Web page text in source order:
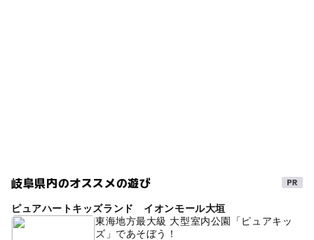
岐阜県内のオススメの遊び
ピュアハートキッズランド イオンモール大垣
東海地方最大級 大型室内公園「ピュアキッ
ズ」であそぼう！